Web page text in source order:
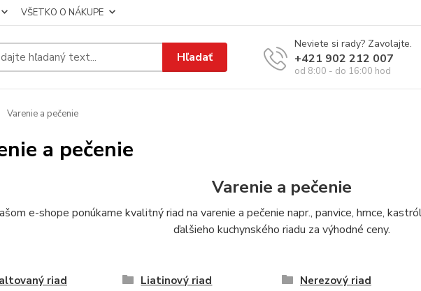
VŠETKO O NÁKUPE
Hľadať
Neviete si rady? Zavolajte.
+421 902 212 007
od 8:00 - do 16:00 hod
Varenie a pečenie
a pečenie
Varenie a pečenie
e-shope ponúkame kvalitný riad na varenie a pečenie napr., panvice, hrnce,
ďalšieho kuchynského riadu za výhodné ceny.
riad Liatinový riad Nerezový riad